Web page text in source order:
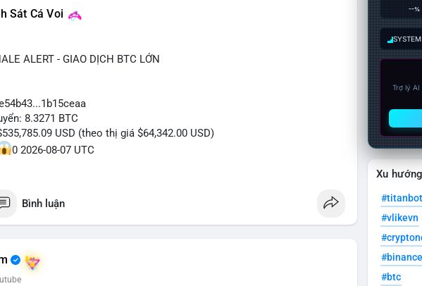
Sát Cá Voi
ALERT - GIAO DỊCH BTC LỚN
8.3271 BTC
USD (theo thị giá $64,342.00 USD)
0 2026-08-07 UTC
Giao dịch 8.3271 BTC trị giá hơn nửa triệu USD được thực hiện trong
cho thấy dấu hiệu của một tổ chức hoặc cá nhân sở hữu lượng tài sản
động này nằm ở mức trung bình - lớn, không đủ tạo áp lực bán trực tiếp
phản ánh tâm lý thận trọng của cá voi. Nếu dòng tiền này hướng về ví
sang ví lạnh, đó là tín hiệu tích lũy dài hạn, củng cố niềm tin vào xu
Bình luận
--%
Trợ lý
Xu
#titanbot
#vlikevn
#btc